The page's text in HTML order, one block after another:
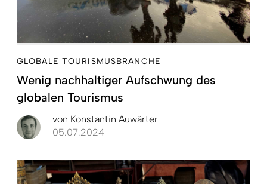
GLOBALE TOURISMUSBRANCHE
Wenig nachhaltiger Aufschwung des
globalen Tourismus
von Konstantin Auwärter
05.07.2024